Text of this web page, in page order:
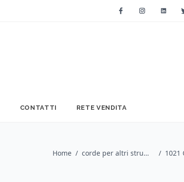
Facebook
CONTATTI RETE VENDITA
Home / corde per altri strumenti / Argentine /